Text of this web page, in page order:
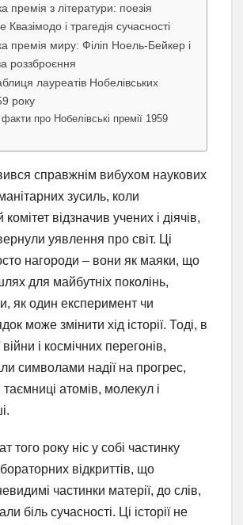
премія з літератури: поезія
Квазімодо і трагедія сучасності
премія миру: Філіп Ноель-Бейкер і
роззброєння
лауреатів Нобелівських
року
факти про Нобелівські премії 1959
справжнім вибухом наукових
зусиль, коли
відзначив учених і діячів,
уявлення про світ. Ці
нагороди – вони як маяки, що
для майбутніх поколінь,
як один експеримент чи
може змінити хід історії. Тоді, в
і космічних перегонів,
символами надії на прогрес,
атомів, молекул і
того року ніс у собі частинку
відкриттів, що
частинки матерії, до слів,
біль сучасності. Ці історії не